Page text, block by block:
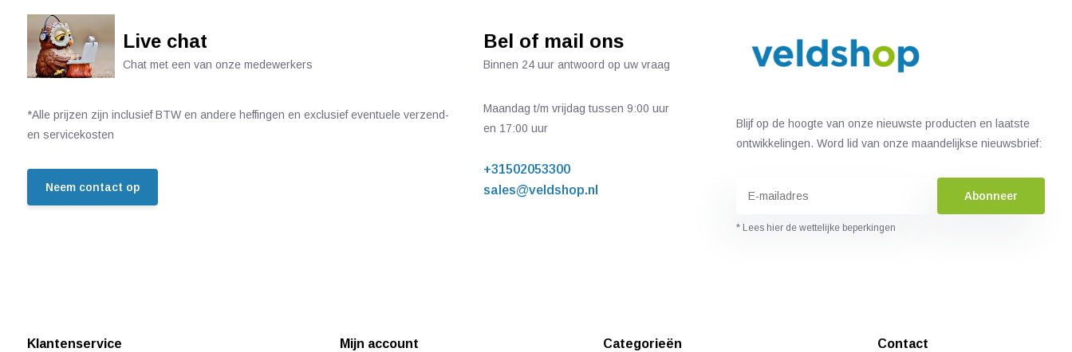
Live chat
Chat met een van onze medewerkers
*Alle prijzen zijn inclusief BTW en andere heffingen en exclusief eventuele verzend-
en servicekosten
Neem contact op
Bel of mail ons
Binnen 24 uur antwoord op uw vraag
Maandag t/m vrijdag tussen 9:00 uur
en 17:00 uur
+31502053300
sales@veldshop.nl
Blijf op de hoogte van onze nieuwste producten en laatste
ontwikkelingen. Word lid van onze maandelijkse nieuwsbrief:
Abonneer
* Lees hier de wettelijke beperkingen
Klantenservice Mijn account Categorieën Contact